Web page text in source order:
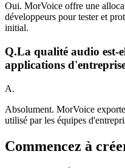
Oui. MorVoice offre une
développeurs pour tester et
initial.
Q.La qualité audio est-
applications
A.
Absolument. MorVoice
utilisé par les équipes
Commencez à